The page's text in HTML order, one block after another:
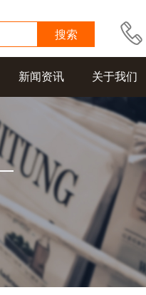
新闻资讯 关于我们